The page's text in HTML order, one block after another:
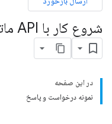
شروع کار با API ماتریس فاصله (قدیمی)
در این صفحه
نمونه درخواست و پاسخ